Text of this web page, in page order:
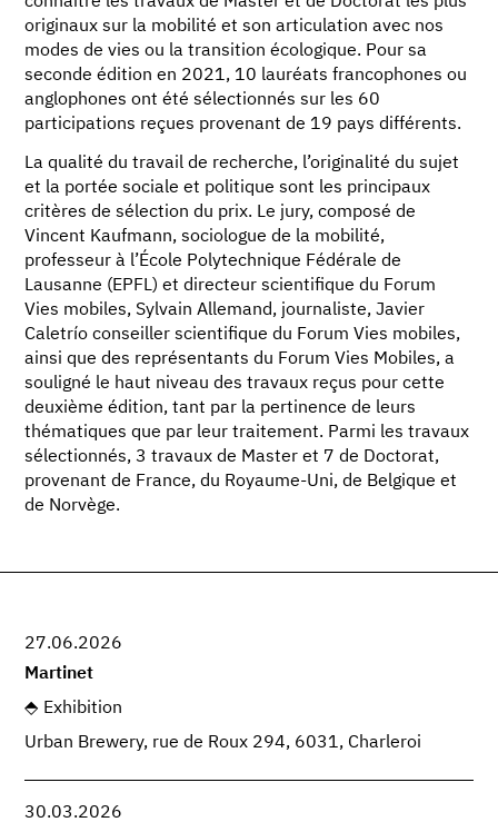
originaux sur la mobilité et son articulation avec nos
modes de vies ou la transition écologique. Pour sa
seconde édition en 2021, 10 lauréats francophones ou
anglophones ont été sélectionnés sur les 60
participations reçues provenant de 19 pays différents.
La qualité du travail de recherche, l’originalité du sujet
et la portée sociale et politique sont les principaux
critères de sélection du prix. Le jury, composé de
Vincent Kaufmann, sociologue de la mobilité,
professeur à l’École Polytechnique Fédérale de
Lausanne (EPFL) et directeur scientifique du Forum
Vies mobiles, Sylvain Allemand, journaliste, Javier
Caletrío conseiller scientifique du Forum Vies mobiles,
ainsi que des représentants du Forum Vies Mobiles, a
souligné le haut niveau des travaux reçus pour cette
deuxième édition, tant par la pertinence de leurs
thématiques que par leur traitement. Parmi les travaux
sélectionnés, 3 travaux de Master et 7 de Doctorat,
provenant de France, du Royaume-Uni, de Belgique et
de Norvège.
27.06.2026
Martinet
Exhibition
Urban Brewery, rue de Roux 294, 6031, Charleroi
30.03.2026